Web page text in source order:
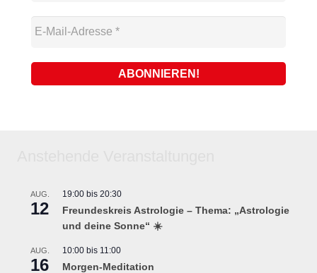
AUG.
12
19:00 bis 20:30
Freundeskreis Astrologie – Thema: „Astrologie
und deine Sonne“ ☀️
AUG.
16
10:00 bis 11:00
Morgen-Meditation